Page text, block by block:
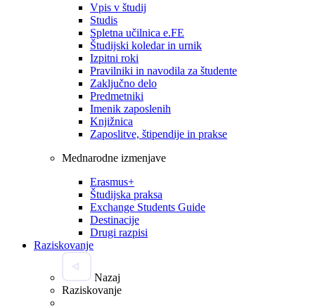
Vpis v študij
Studis
Spletna učilnica e.FE
Študijski koledar in urnik
Izpitni roki
Pravilniki in navodila za študente
Zaključno delo
Predmetniki
Imenik zaposlenih
Knjižnica
Zaposlitve, štipendije in prakse
Mednarodne izmenjave
Erasmus+
Študijska praksa
Exchange Students Guide
Destinacije
Drugi razpisi
Raziskovanje
Nazaj
Raziskovanje